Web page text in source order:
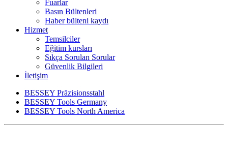
Fuarlar
Basın Bültenleri
Haber bülteni kaydı
Hizmet
Temsilciler
Eğitim kursları
Sıkça Sorulan Sorular
Güvenlik Bilgileri
İletişim
BESSEY Präzisionsstahl
BESSEY Tools Germany
BESSEY Tools North America